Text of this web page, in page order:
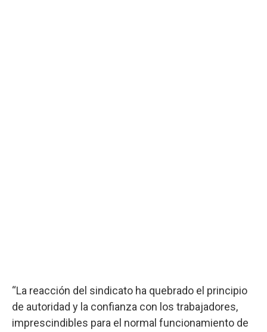
“La reacción del sindicato ha quebrado el principio
de autoridad y la confianza con los trabajadores,
imprescindibles para el normal funcionamiento de